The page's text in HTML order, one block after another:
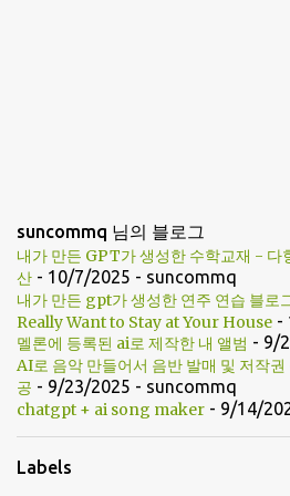
suncommq 님의 블로그
내가 만든 GPT가 생성한 수학교재 - 다
산 - 10/7/2025 - suncommq
내가 만든 gpt가 생성한 연주 연습 블로
Really Want to Stay at Your House -
멜론에 등록된 ai로 제작한 내 앨범 - 9/
AI로 음악 만들어서 음반 발매 및 저작권
공 - 9/23/2025 - suncommq
chatgpt + ai song maker - 9/14/
Labels